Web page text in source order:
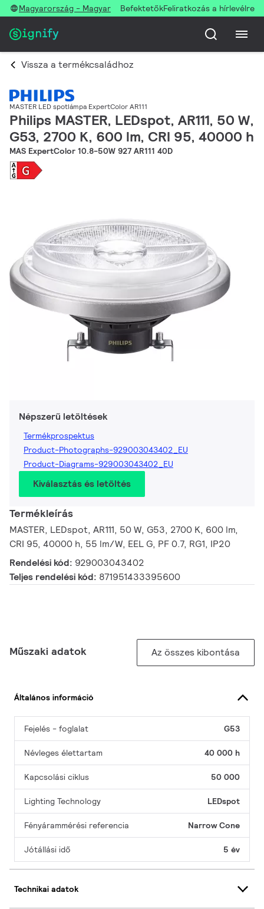
Magyarország - Magyar BefektetőkFeliratkozás a hírlevélre
Vissza a termékcsaládhoz
MASTER LED spotlámpa ExpertColor AR111
Philips MASTER, LEDspot, AR111, 50 W,
G53, 2700 K, 600 lm, CRI 95, 40000 h
MAS ExpertColor 10.8-50W 927 AR111 40D
Népszerű letöltések
Termékprospektus
Product-Photographs-929003043402_EU
Product-Diagrams-929003043402_EU
Kiválasztás és letöltés
Termékleírás
MASTER, LEDspot, AR111, 50 W, G53, 2700 K, 600 lm,
CRI 95, 40000 h, 55 lm/W, EEL G, PF 0.7, RG1, IP20
Rendelési kód: 929003043402
Teljes rendelési kód: 871951433395600
Műszaki adatok Az összes kibontása
Általános információ
Fejelés - foglalat G53
Névleges élettartam 40 000 h
Kapcsolási ciklus 50 000
Lighting Technology LEDspot
Fényárammérési referencia Narrow Cone
Jótállási idő 5 év
Technikai adatok